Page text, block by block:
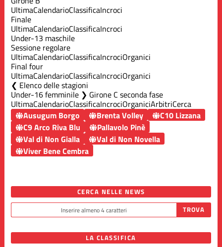
UltimaCalendarioClassificaIncroci
Finale
UltimaCalendarioClassificaIncroci
Under-13 maschile
Sessione regolare
UltimaCalendarioClassificaIncrociOrganici
Final four
UltimaCalendarioClassificaIncrociOrganici
Elenco delle stagioni
Under-16 femminile ❯ Girone C seconda fase
UltimaCalendarioClassificaIncrociOrganiciArbitriCerca
Ausugum Borgo
Brenta Volley
C10 Lizzana
C9 Arco Riva Blu
Pallavolo Pinè
Val di Non Gialla
Val di Non Novella
Viver Bene Cembra
CERCA NELLE NEWS
LA CLASSIFICA